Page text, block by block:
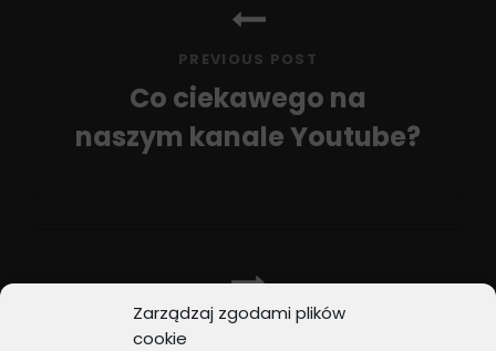
Zarządzaj zgodami plików
cookie
PREVIOUS POST
Co ciekawego na
naszym kanale Youtube?
NEXT POST